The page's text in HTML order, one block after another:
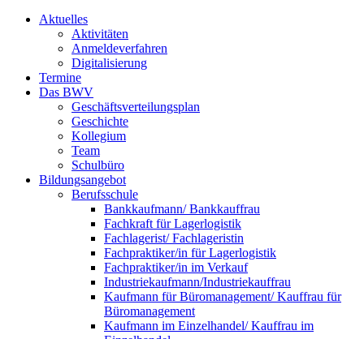
Aktuelles
Aktivitäten
Anmeldeverfahren
Digitalisierung
Termine
Das BWV
Geschäftsverteilungsplan
Geschichte
Kollegium
Team
Schulbüro
Bildungsangebot
Berufsschule
Bankkaufmann/ Bankkauffrau
Fachkraft für Lagerlogistik
Fachlagerist/ Fachlageristin
Fachpraktiker/in für Lagerlogistik
Fachpraktiker/in im Verkauf
Industriekaufmann/Industriekauffrau
Kaufmann für Büromanagement/ Kauffrau für
Büromanagement
Kaufmann im Einzelhandel/ Kauffrau im